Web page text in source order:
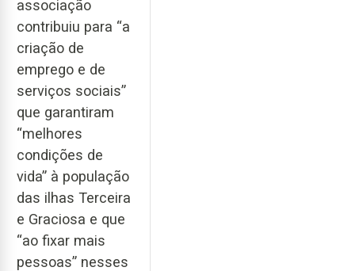
associação
contribuiu para “a
criação de
emprego e de
serviços sociais”
que garantiram
“melhores
condições de
vida” à população
das ilhas Terceira
e Graciosa e que
“ao fixar mais
pessoas” nesses